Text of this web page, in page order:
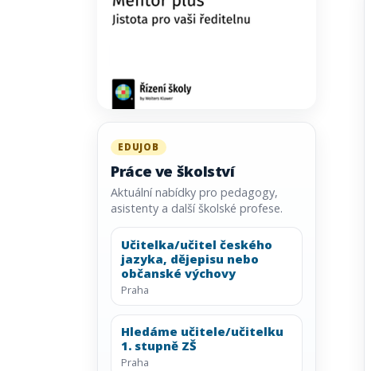
EDUJOB
Práce ve školství
Aktuální nabídky pro pedagogy,
asistenty a další školské profese.
Učitelka/učitel českého
jazyka, dějepisu nebo
občanské výchovy
Praha
Hledáme učitele/učitelku
1. stupně ZŠ
Praha